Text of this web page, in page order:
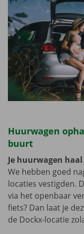
Huurwagen
buurt
Je huurwagen
We hebben goed
locaties vestigden.
via het openbaar
fiets? Dan laat je
de Dockx-locatie